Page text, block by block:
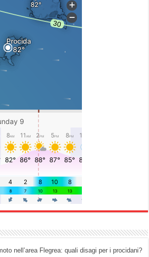
nell’area Flegrea: quali disagi per i procidani?